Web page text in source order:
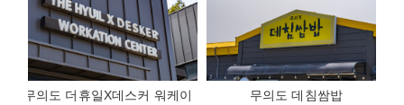
슬
라
이
드
이
동
무의도 더휴일X데스커 워케이
무의도 데침쌈밥
라
이
이
동